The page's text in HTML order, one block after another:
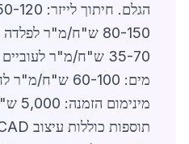
80-150 ש"ח/מ"ר
מים: 60-100